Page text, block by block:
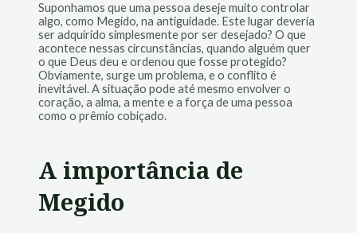
Suponhamos que uma pessoa deseje muito controlar
algo, como Megido, na antiguidade. Este lugar deveria
ser adquirido simplesmente por ser desejado? O que
acontece nessas circunstâncias, quando alguém quer
o que Deus deu e ordenou que fosse protegido?
Obviamente, surge um problema, e o conflito é
inevitável. A situação pode até mesmo envolver o
coração, a alma, a mente e a força de uma pessoa
como o prêmio cobiçado.
A importância de
Megido